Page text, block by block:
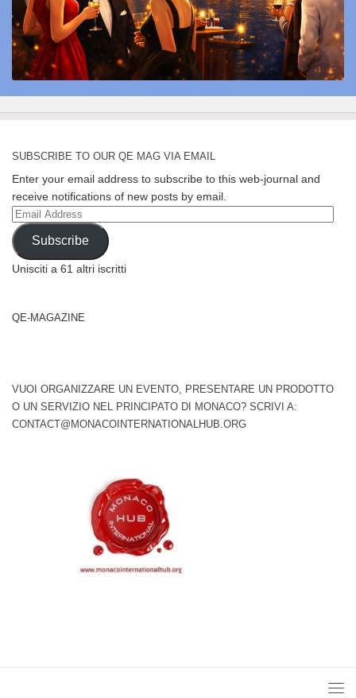
SUBSCRIBE TO OUR QE MAG VIA EMAIL
Enter your email address to subscribe to this web-journal and
receive notifications of new posts by email.
Email
Address
Subscribe
Unisciti a 61 altri iscritti
QE-MAGAZINE
VUOI ORGANIZZARE UN EVENTO, PRESENTARE UN PRODOTTO
O UN SERVIZIO NEL PRINCIPATO DI MONACO? SCRIVI A:
CONTACT@MONACOINTERNATIONALHUB.ORG